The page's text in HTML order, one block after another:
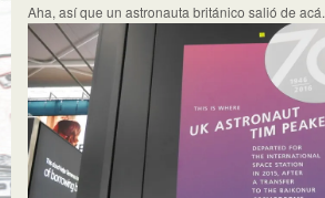
Aha, así que un astronauta británico salió de acá.